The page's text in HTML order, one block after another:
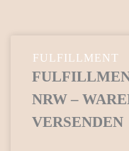
FULFILLMENT
NRW –
VERSENDEN